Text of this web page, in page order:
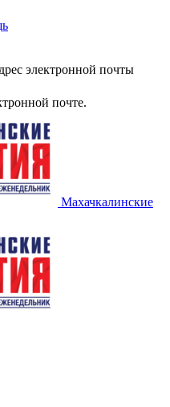
электронной почты
почте.
Махачкалинские